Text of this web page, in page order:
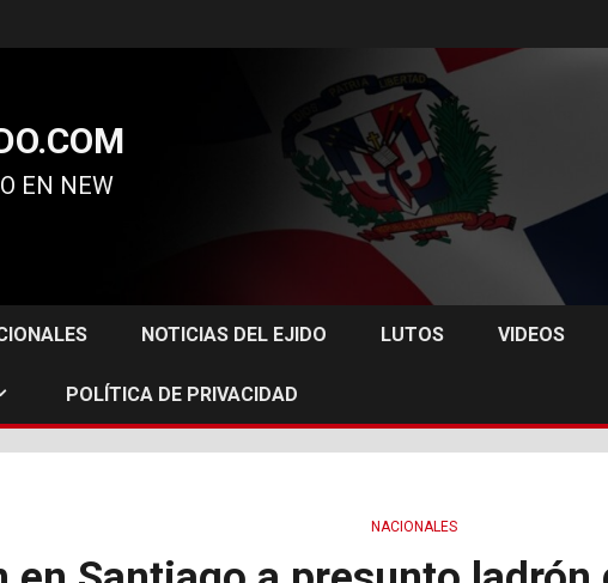
EN NEW
NOTICIAS DEL EJIDO LUTOS VIDEOS
POLÍTICA DE PRIVACIDAD
NACIONALES